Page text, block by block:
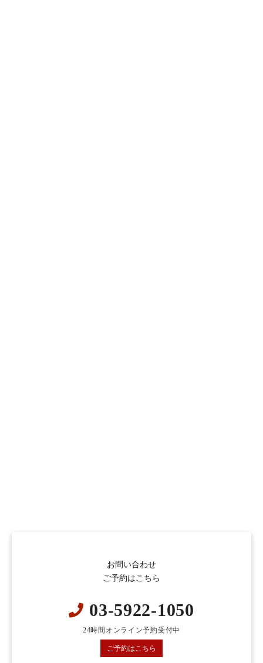
お問い合わせ
ご予約はこちら
03-5922-1050
24時間オンライン予約受付中
ご予約はこちら